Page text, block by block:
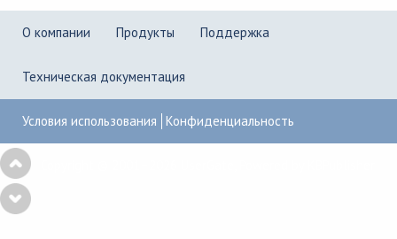
О компании Продукты Поддержка
Техническая документация
Условия использования Конфиденциальность